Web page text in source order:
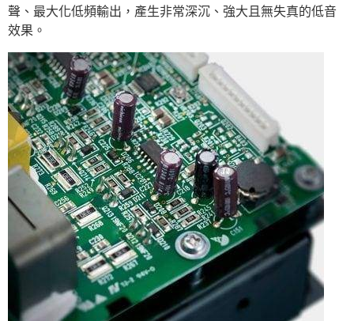
聲、最大化低頻輸出，產生非常深沉、強大且無失真的低音
效果。